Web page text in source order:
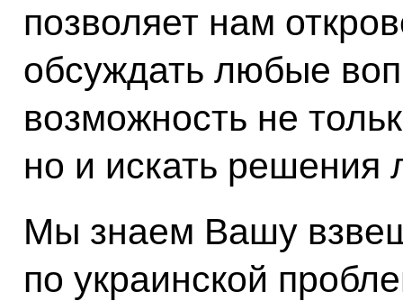
позволяет нам
обсуждать любые
возможность не
но и искать
Мы знаем Вашу
по украинской